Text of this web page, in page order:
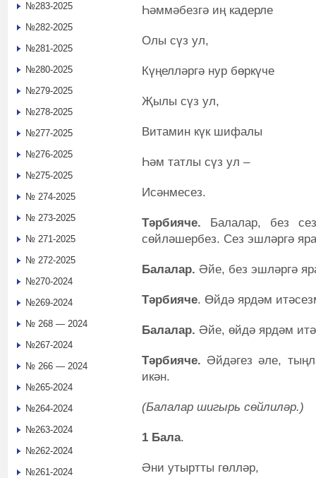
Һәммәбезгә иң кадерле
Олы сүз ул,
Күңелләргә нур бөркүче
Җылы сүз ул,
Витамин күк шифалы
Һәм татлы сүз ул –
Исәнмесез.
Тәрбияче. Балалар, без
сөйләшербез. Сез эшләргә
Балалар. Әйе, без эшләргә
Тәрбияче. Өйдә ярдәм
Балалар. Әйе, өйдә ярдәм
Тәрбияче. Әйдәгез әле,
икән.
(Балалар шигырь сөйлиләр.)
1 Бала.
Әни утыртты гөлләр,
№283-2025
№282-2025
№281-2025
№280-2025
№279-2025
№278-2025
№277-2025
№276-2025
№275-2025
№ 274-2025
№ 273-2025
№ 271-2025
№ 272-2025
№270-2024
№269-2024
№ 268 — 2024
№267-2024
№ 266 — 2024
№265-2024
№264-2024
№263-2024
№262-2024
№261-2024